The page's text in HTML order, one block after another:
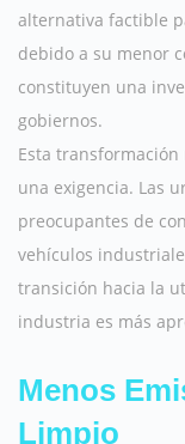
alternativa factible
debido a su menor
constituyen una
gobiernos.
Esta
una exigencia. Las
preocupantes de
vehículos
transición hacia la
industria es más
Menos
Limpio